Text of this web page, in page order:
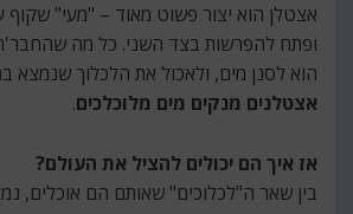
אצטלן הוא יצור פשוט מאוד – "מעי"
ופתח להפרשות בצד השני. כל מה
הוא לסנן מים, ולאכול את הלכלוך שנמצא
אצטלנים מנקים מים מלוכלכים.
אז איך הם יכולים להציל את העולם?
בין שאר ה"לכלוכים" שאותם הם אוכלים,